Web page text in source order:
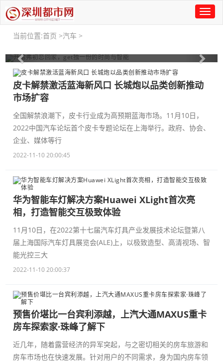
Toggle
当前位置:首页 >汽车 >
三台兰博基尼赛车出征2021
CEC中国汽车耐力锦标赛揭幕
时
Previous
皮卡解禁激活蓝海新风口 长城炮以品类创新推动
市场扩容
全国解禁浪潮下，皮卡行业成为高预期蓝海市场。11月10日，
2022中国汽车论坛首个皮卡专题论坛在上海举行。政府、协会、
企业、媒体等行
2022-11-10 20:00:45
华为智能车灯解决方案Huawei XLight首次亮
相，打造智能交互极致体验
11月10日，在2022第十七届汽车灯具产业发展技术论坛暨第八
届上海国际汽车灯具展览会(ALE)上，以极致造型、高清视场、智
能光控三大
2022-11-10 20:00:37
预售价堪比一台宾利添越，上汽大通MAXUS重卡
房车探索家·珠峰了解下
近几年，随着露营经济的异军突起，与之密切相关的房车旅游和
房车市场也在快速发展。针对用户的不同需求，身为国内房车领